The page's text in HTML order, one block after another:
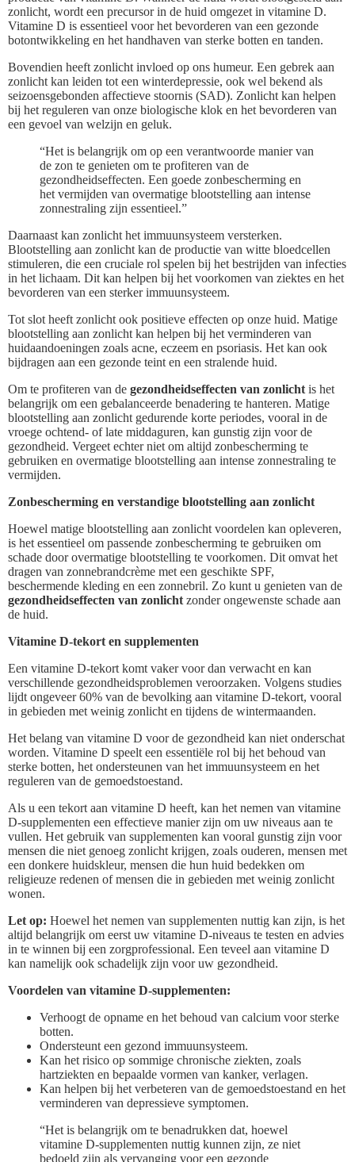
zonlicht, wordt een precursor in de huid omgezet in vitamine D.
Vitamine D is essentieel voor het bevorderen van een gezonde
botontwikkeling en het handhaven van sterke botten en tanden.
Bovendien heeft zonlicht invloed op ons humeur. Een gebrek aan
zonlicht kan leiden tot een winterdepressie, ook wel bekend als
seizoensgebonden affectieve stoornis (SAD). Zonlicht kan helpen
bij het reguleren van onze biologische klok en het bevorderen van
een gevoel van welzijn en geluk.
“Het is belangrijk om op een verantwoorde manier van
de zon te genieten om te profiteren van de
gezondheidseffecten. Een goede zonbescherming en
het vermijden van overmatige blootstelling aan intense
zonnestraling zijn essentieel.”
Daarnaast kan zonlicht het immuunsysteem versterken.
Blootstelling aan zonlicht kan de productie van witte bloedcellen
stimuleren, die een cruciale rol spelen bij het bestrijden van infecties
in het lichaam. Dit kan helpen bij het voorkomen van ziektes en het
bevorderen van een sterker immuunsysteem.
Tot slot heeft zonlicht ook positieve effecten op onze huid. Matige
blootstelling aan zonlicht kan helpen bij het verminderen van
huidaandoeningen zoals acne, eczeem en psoriasis. Het kan ook
bijdragen aan een gezonde teint en een stralende huid.
Om te profiteren van de gezondheidseffecten van zonlicht is het
belangrijk om een gebalanceerde benadering te hanteren. Matige
blootstelling aan zonlicht gedurende korte periodes, vooral in de
vroege ochtend- of late middaguren, kan gunstig zijn voor de
gezondheid. Vergeet echter niet om altijd zonbescherming te
gebruiken en overmatige blootstelling aan intense zonnestraling te
vermijden.
Zonbescherming en verstandige blootstelling aan zonlicht
Hoewel matige blootstelling aan zonlicht voordelen kan opleveren,
is het essentieel om passende zonbescherming te gebruiken om
schade door overmatige blootstelling te voorkomen. Dit omvat het
dragen van zonnebrandcrème met een geschikte SPF,
beschermende kleding en een zonnebril. Zo kunt u genieten van de
gezondheidseffecten van zonlicht zonder ongewenste schade aan
de huid.
Vitamine D-tekort en supplementen
Een vitamine D-tekort komt vaker voor dan verwacht en kan
verschillende gezondheidsproblemen veroorzaken. Volgens studies
lijdt ongeveer 60% van de bevolking aan vitamine D-tekort, vooral
in gebieden met weinig zonlicht en tijdens de wintermaanden.
Het belang van vitamine D voor de gezondheid kan niet onderschat
worden. Vitamine D speelt een essentiële rol bij het behoud van
sterke botten, het ondersteunen van het immuunsysteem en het
reguleren van de gemoedstoestand.
Als u een tekort aan vitamine D heeft, kan het nemen van vitamine
D-supplementen een effectieve manier zijn om uw niveaus aan te
vullen. Het gebruik van supplementen kan vooral gunstig zijn voor
mensen die niet genoeg zonlicht krijgen, zoals ouderen, mensen met
een donkere huidskleur, mensen die hun huid bedekken om
religieuze redenen of mensen die in gebieden met weinig zonlicht
wonen.
Let op: Hoewel het nemen van supplementen nuttig kan zijn, is het
altijd belangrijk om eerst uw vitamine D-niveaus te testen en advies
in te winnen bij een zorgprofessional. Een teveel aan vitamine D
kan namelijk ook schadelijk zijn voor uw gezondheid.
Voordelen van vitamine D-supplementen:
Verhoogt de opname en het behoud van calcium voor sterke
botten.
Ondersteunt een gezond immuunsysteem.
Kan het risico op sommige chronische ziekten, zoals
hartziekten en bepaalde vormen van kanker, verlagen.
Kan helpen bij het verbeteren van de gemoedstoestand en het
verminderen van depressieve symptomen.
“Het is belangrijk om te benadrukken dat, hoewel
vitamine D-supplementen nuttig kunnen zijn, ze niet
bedoeld zijn als vervanging voor een gezonde